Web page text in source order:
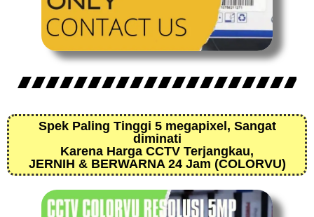
Spek Paling Tinggi 5 megapixel, Sangat
diminati
Karena Harga CCTV Terjangkau,
JERNIH & BERWARNA 24 Jam (COLORVU)